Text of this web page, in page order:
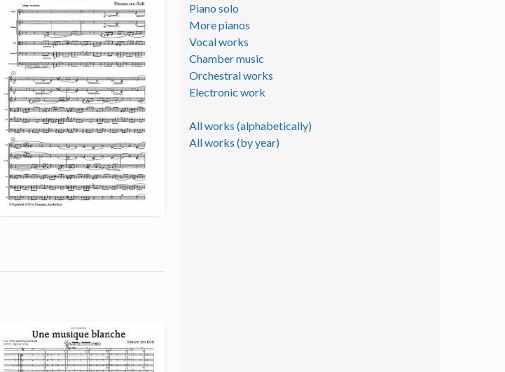
Piano solo
More pianos
Vocal works
Chamber music
Orchestral works
Electronic work
All works (alphabetically)
All works (by year)